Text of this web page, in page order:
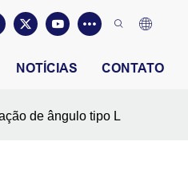
NOTÍCIAS CONTATO
de ângulo tipo L